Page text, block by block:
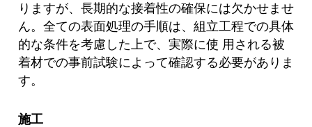
りますが、⻑期的な接着性の確保には⽋かせませ
ん。全ての表⾯処理の⼿順は、組⽴⼯程での具体
的な条件を考慮した上で、実際に使 ⽤される被
着材での事前試験によって確認する必要がありま
す。
施工